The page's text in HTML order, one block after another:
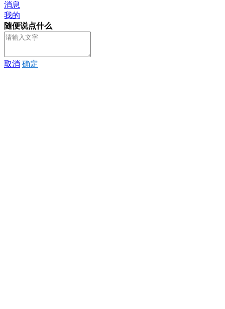
消息
我的
随便说点什么
取消 确定